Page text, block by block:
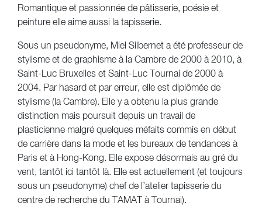
Romantique et passionnée de pâtisserie, poésie et
peinture elle aime aussi la tapisserie.
Sous un pseudonyme, Miel Silbernet a été professeur de
stylisme et de graphisme à la Cambre de 2000 à 2010, à
Saint-Luc Bruxelles et Saint-Luc Tournai de 2000 à
2004. Par hasard et par erreur, elle est diplômée de
stylisme (la Cambre). Elle y a obtenu la plus grande
distinction mais poursuit depuis un travail de
plasticienne malgré quelques méfaits commis en début
de carrière dans la mode et les bureaux de tendances à
Paris et à Hong-Kong. Elle expose désormais au gré du
vent, tantôt ici tantôt là. Elle est actuellement (et toujours
sous un pseudonyme) chef de l’atelier tapisserie du
centre de recherche du TAMAT à Tournai).